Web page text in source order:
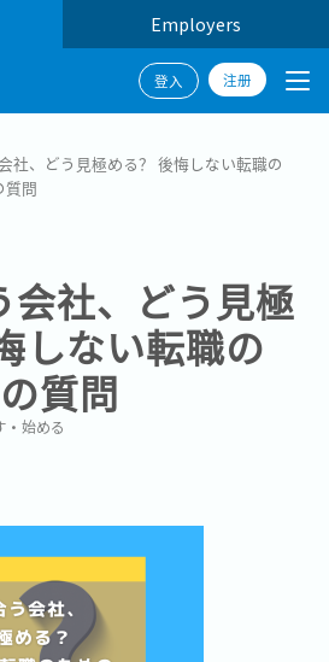
Employers
登入 注册
社、どう見極める？ 後悔しない転職の
質問
会社、どう見極
しない転職の
質問
・始める